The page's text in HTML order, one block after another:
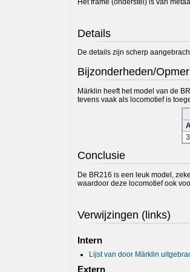
Details
De details zijn scherp
Bijzonderheden/
Märklin heeft het model van de
tevens vaak als locomotief is
Conclusie
De BR216 is een leuk model,
waardoor deze locomotief ook
Verwijzingen (links)
Intern
Lijst van door Märklin
Extern